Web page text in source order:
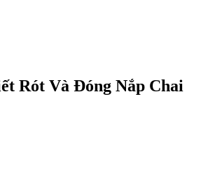
Rót Và Đóng Nắp Chai